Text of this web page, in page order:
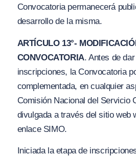
Convocatoria permanecerá
desarrollo de la misma.
ARTÍCULO 13°-
CONVOCATORIA. Antes de
inscripciones, la Convocatoria
complementada, en cualquier
Comisión Nacional del Servicio
divulgada a través del sitio web
enlace SIMO.
Iniciada la etapa de